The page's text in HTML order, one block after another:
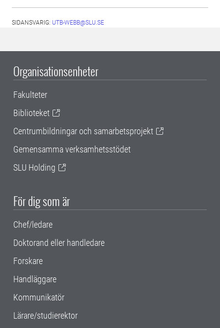
SIDANSVARIG: UTB-WEBB@SLU.SE
Organisationsenheter
Fakulteter
Biblioteket
Centrumbildningar och samarbetsprojekt
Gemensamma verksamhetsstödet
SLU Holding
För dig som är
Chef/ledare
Doktorand eller handledare
Forskare
Handläggare
Kommunikatör
Lärare/studierektor